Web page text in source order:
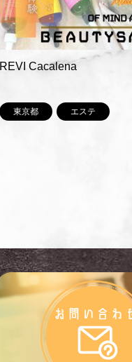
REVI Cacalena
東京都 エステ